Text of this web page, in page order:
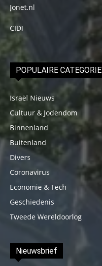
Jonet.nl
CIDI
POPULAIRE CATEGORIE
Israël Nieuws
Cultuur & Jodendom
Binnenland
Buitenland
Divers
Coronavirus
Economie & Tech
Geschiedenis
Tweede Wereldoorlog
Nieuwsbrief